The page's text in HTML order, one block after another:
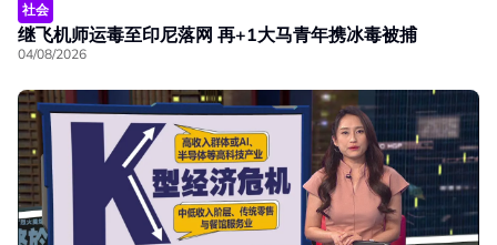
社会
继飞机师运毒至印尼落网 再+1大马青年携冰毒被捕
04/08/2026